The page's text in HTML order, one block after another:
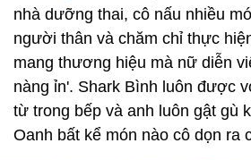
nhà dưỡng thai, cô nấu nhiều
người thân và chăm chỉ thực
mang thương hiệu mà nữ diễn
nàng ỉn'. Shark Bình luôn được
từ trong bếp và anh luôn gật gù
Oanh bất kể món nào cô dọn ra